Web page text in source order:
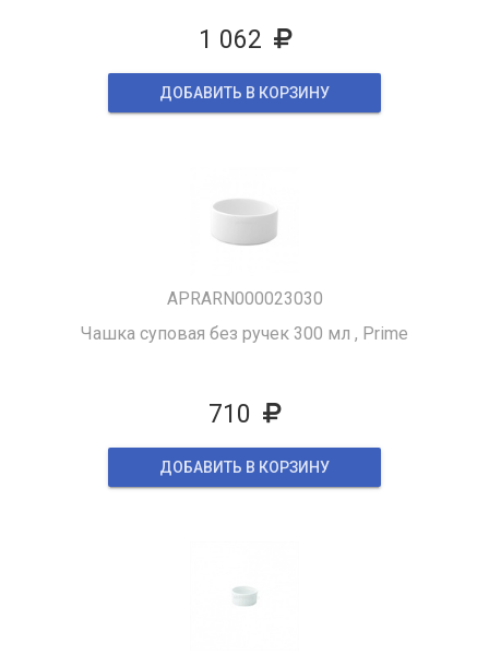
1 062
ДОБАВИТЬ В КОРЗИНУ
APRARN000023030
Чашка суповая без ручек 300 мл , Prime
710
ДОБАВИТЬ В КОРЗИНУ